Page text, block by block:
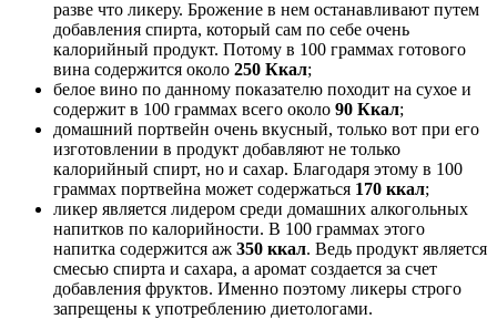
разве что ликеру. Брожение в нем останавливают путем
добавления спирта, который сам по себе очень
калорийный продукт. Потому в 100 граммах готового
вина содержится около 250 Ккал;
белое вино по данному показателю походит на сухое и
содержит в 100 граммах всего около 90 Ккал;
домашний портвейн очень вкусный, только вот при его
изготовлении в продукт добавляют не только
калорийный спирт, но и сахар. Благодаря этому в 100
граммах портвейна может содержаться 170 ккал;
ликер является лидером среди домашних алкогольных
напитков по калорийности. В 100 граммах этого
напитка содержится аж 350 ккал. Ведь продукт является
смесью спирта и сахара, а аромат создается за счет
добавления фруктов. Именно поэтому ликеры строго
запрещены к употреблению диетологами.